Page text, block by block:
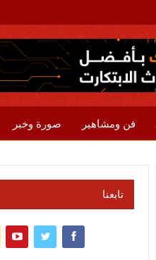
فن ومشاهير صورة وخبر
تابعنا